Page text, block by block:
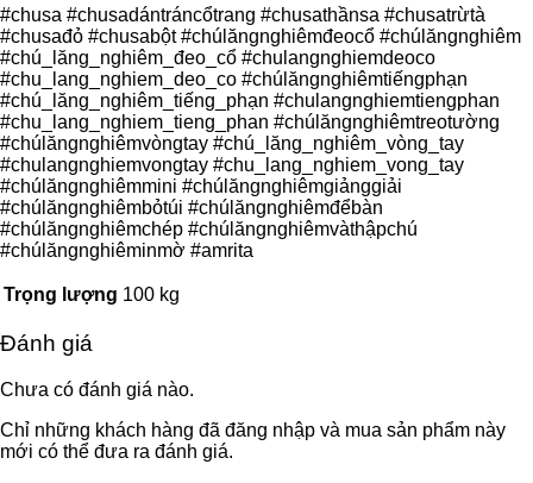
#chusa #chusadántráncổtrang #chusathầnsa #chusatrừtà
#chusađỏ #chusabột #chúlăngnghiêmđeocổ #chúlăngnghiêm
#chú_lăng_nghiêm_đeo_cổ #chulangnghiemdeoco
#chu_lang_nghiem_deo_co #chúlăngnghiêmtiếngphạn
#chú_lăng_nghiêm_tiếng_phạn #chulangnghiemtiengphan
#chu_lang_nghiem_tieng_phan #chúlăngnghiêmtreotường
#chúlăngnghiêmvòngtay #chú_lăng_nghiêm_vòng_tay
#chulangnghiemvongtay #chu_lang_nghiem_vong_tay
#chúlăngnghiêmmini #chúlăngnghiêmgiảnggiải
#chúlăngnghiêmbỏtúi #chúlăngnghiêmđểbàn
#chúlăngnghiêmchép #chúlăngnghiêmvàthậpchú
#chúlăngnghiêminmờ #amrita
Trọng lượng 100 kg
Đánh giá
Chưa có đánh giá nào.
Chỉ những khách hàng đã đăng nhập và mua sản phẩm này
mới có thể đưa ra đánh giá.